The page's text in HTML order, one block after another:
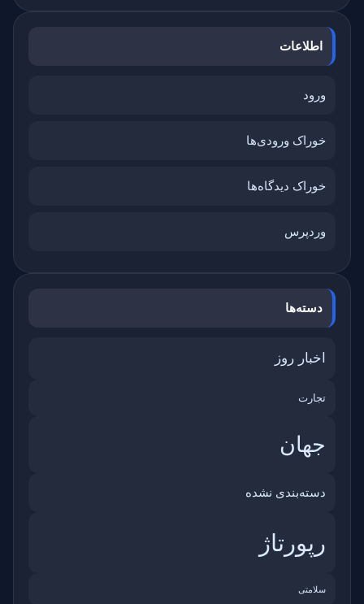
اطلاعات
ورود
خوراک ورودی‌ها
خوراک دیدگاه‌ها
وردپرس
دسته‌ها
اخبار روز
تجارت
جهان
دسته‌بندی نشده
رپورتاژ
سلامتی